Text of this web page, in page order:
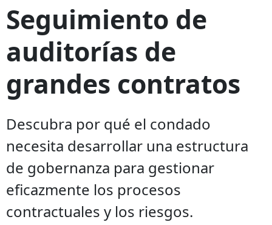
Seguimiento de
auditorías de
grandes contratos
Descubra por qué el condado
necesita desarrollar una estructura
de gobernanza para gestionar
eficazmente los procesos
contractuales y los riesgos.